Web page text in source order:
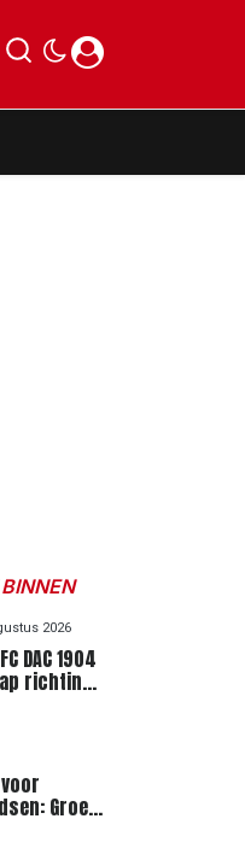
2026
DAC 1904
richting
Groen